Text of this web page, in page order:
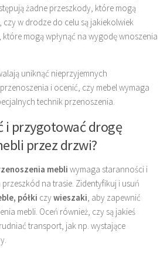
żadne przeszkody, które mogą
w drodze do celu są jakiekolwiek
które mogą wpłynąć na wygodę wnoszenia
uniknąć nieprzyjemnych
i ocenić, czy mebel wymaga
technik przenoszenia.
i przygotować drogę
przez drzwi?
mebli wymaga staranności i
na trasie. Zidentyfikuj i usuń
półki czywieszaki , aby zapewnić
mebli. Oceń również, czy są jakieś
transport, jak np. wystające